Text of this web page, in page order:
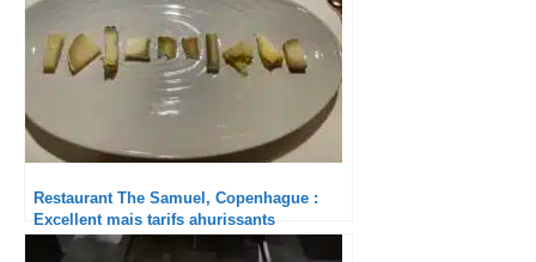
Restaurant The Samuel, Copenhague :
Excellent mais tarifs ahurissants